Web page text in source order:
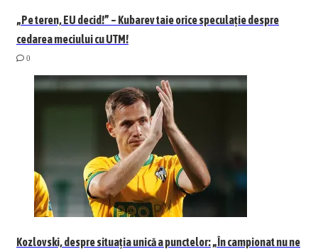
„Pe teren, EU decid!” – Kubarev taie orice speculație despre
cedarea meciului cu UTM!
0
Kozlovski, despre situația unică a punctelor: „În campionat nu ne